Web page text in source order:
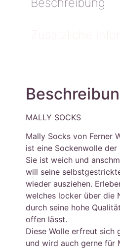
Zusätzliche
MALLY SOCKS
Mally Socks von Ferner
ist eine Sockenwolle der
Sie ist weich und
will seine
wieder ausziehen.
welches locker über die
durch seine hohe
offen lässt.
Diese Wolle erfreut sich
und wird auch gerne für